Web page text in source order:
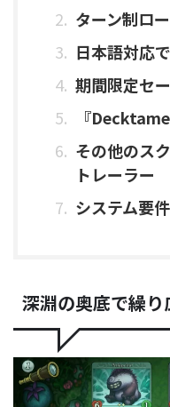
ターン制ロ
日本語対応
期間限定セ
『
その他のス
トレーラー
システム要件
深淵の奥底で繰